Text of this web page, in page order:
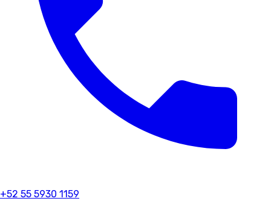
+52 55 5930 1159